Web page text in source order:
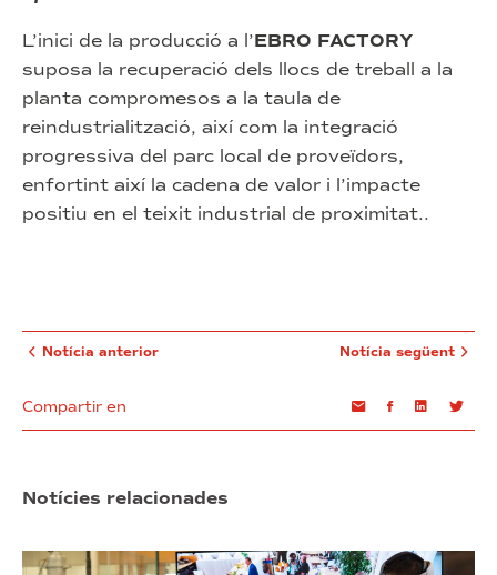
L’inici de la producció a l’EBRO FACTORY
suposa la recuperació dels llocs de treball a la
planta compromesos a la taula de
reindustrialització, així com la integració
progressiva del parc local de proveïdors,
enfortint així la cadena de valor i l’impacte
positiu en el teixit industrial de proximitat..
Notícia anterior
Compartir en EmailFacebookLinkedin
Notícia següent
Notícies relacionades